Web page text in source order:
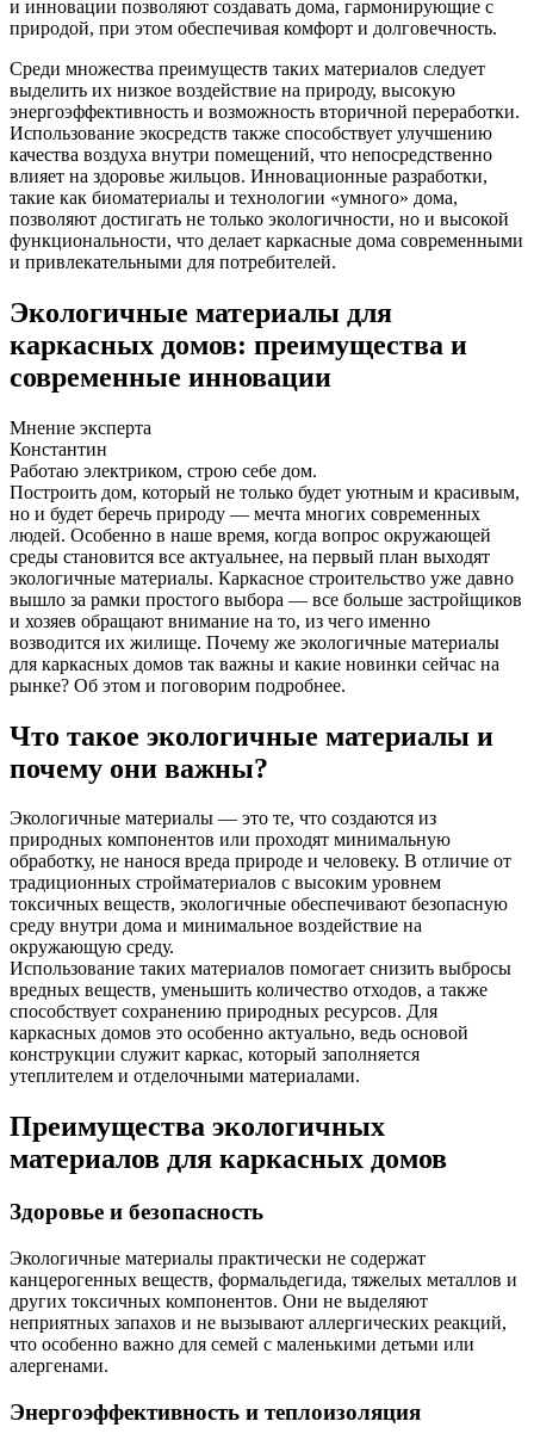
и инновации позволяют создавать дома, гармонирующие с
природой, при этом обеспечивая комфорт и долговечность.
Среди множества преимуществ таких материалов следует
выделить их низкое воздействие на природу, высокую
энергоэффективность и возможность вторичной переработки.
Использование экосредств также способствует улучшению
качества воздуха внутри помещений, что непосредственно
влияет на здоровье жильцов. Инновационные разработки,
такие как биоматериалы и технологии «умного» дома,
позволяют достигать не только экологичности, но и высокой
функциональности, что делает каркасные дома современными
и привлекательными для потребителей.
Экологичные материалы для
каркасных домов: преимущества и
современные инновации
Мнение эксперта
Константин
Работаю электриком, строю себе дом.
Построить дом, который не только будет уютным и красивым,
но и будет беречь природу — мечта многих современных
людей. Особенно в наше время, когда вопрос окружающей
среды становится все актуальнее, на первый план выходят
экологичные материалы. Каркасное строительство уже давно
вышло за рамки простого выбора — все больше застройщиков
и хозяев обращают внимание на то, из чего именно
возводится их жилище. Почему же экологичные материалы
для каркасных домов так важны и какие новинки сейчас на
рынке? Об этом и поговорим подробнее.
Что такое экологичные материалы и
почему они важны?
Экологичные материалы — это те, что создаются из
природных компонентов или проходят минимальную
обработку, не нанося вреда природе и человеку. В отличие от
традиционных стройматериалов с высоким уровнем
токсичных веществ, экологичные обеспечивают безопасную
среду внутри дома и минимальное воздействие на
окружающую среду.
Использование таких материалов помогает снизить выбросы
вредных веществ, уменьшить количество отходов, а также
способствует сохранению природных ресурсов. Для
каркасных домов это особенно актуально, ведь основой
конструкции служит каркас, который заполняется
утеплителем и отделочными материалами.
Преимущества экологичных
материалов для каркасных домов
Здоровье и безопасность
Экологичные материалы практически не содержат
канцерогенных веществ, формальдегида, тяжелых металлов и
других токсичных компонентов. Они не выделяют
неприятных запахов и не вызывают аллергических реакций,
что особенно важно для семей с маленькими детьми или
алергенами.
Энергоэффективность и теплоизоляция